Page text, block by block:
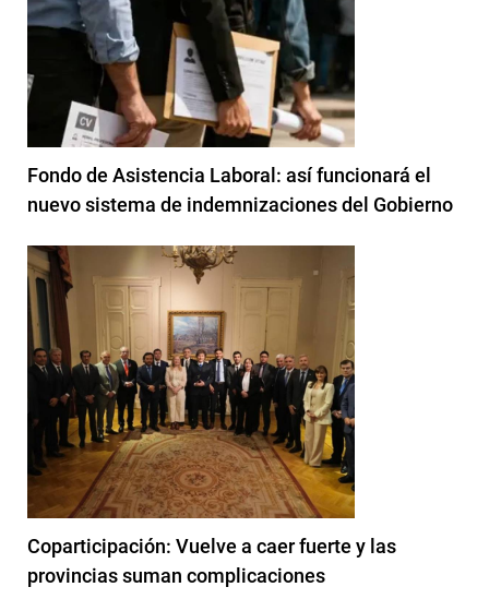
Fondo de Asistencia Laboral: así funcionará el
nuevo sistema de indemnizaciones del Gobierno
Coparticipación: Vuelve a caer fuerte y las
provincias suman complicaciones